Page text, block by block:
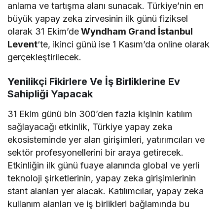
anlama ve tartışma alanı sunacak. Türkiye’nin en
büyük yapay zeka zirvesinin ilk günü fiziksel
olarak 31 Ekim’deWyndham Grand İstanbul
Levent‘te, ikinci günü ise 1 Kasım’da online olarak
gerçekleştirilecek.
Yenilikçi Fikirlere Ve İş Birliklerine Ev
Sahipliği Yapacak
31 Ekim günü bin 300’den fazla kişinin katılım
sağlayacağı etkinlik, Türkiye yapay zeka
ekosisteminde yer alan girişimleri, yatırımcıları ve
sektör profesyonellerini bir araya getirecek.
Etkinliğin ilk günü fuaye alanında global ve yerli
teknoloji şirketlerinin, yapay zeka girişimlerinin
stant alanları yer alacak. Katılımcılar, yapay zeka
kullanım alanları ve iş birlikleri bağlamında bu